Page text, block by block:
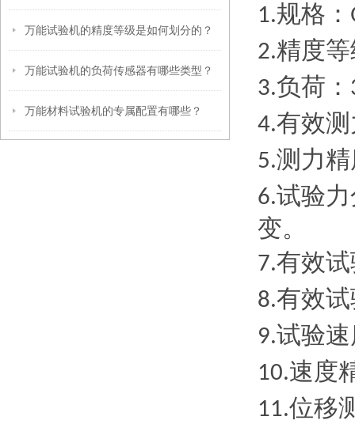
万能试验机的精度等级是如何划分的？
万能试验机的负荷传感器有哪些类型？
万能材料试验机的专属配置有哪些？
1.规格：
2.精度
3.负荷：
4.有效
5.测力
6.试验
变。
7.有效
8.有效
9.试验
10.速度
11.位移